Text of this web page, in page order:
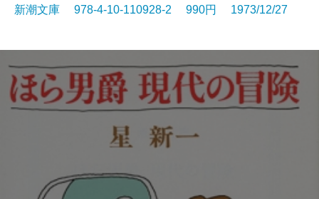
新潮文庫 978-4-10-110928-2 990円 1973/12/27